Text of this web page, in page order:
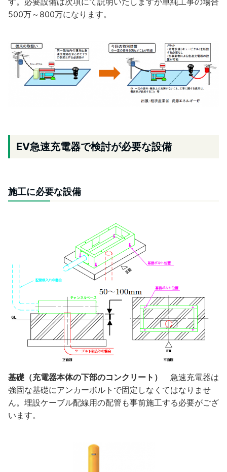
500万～800万になります。
EV急速充電器で検討が必要な設備
施工に必要な設備
基礎（充電器本体の下部のコンクリート）
急速充電器は
強固な基礎にアンカーボルトで固定しなくてはなりませ
ん。埋設ケーブル配線用の配管も事前施工する必要がござ
います。